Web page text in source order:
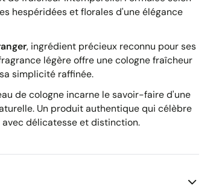
hespéridées et florales d'une élégance
, ingrédient précieux reconnu pour ses
légère offre une cologne fraîcheur
simplicité raffinée.
de cologne incarne le savoir-faire d'une
Un produit authentique qui célèbre
délicatesse et distinction.